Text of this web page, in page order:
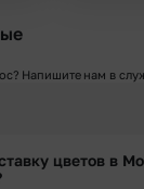
Напишите нам в
цветов в